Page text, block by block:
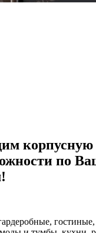
корпусную
по